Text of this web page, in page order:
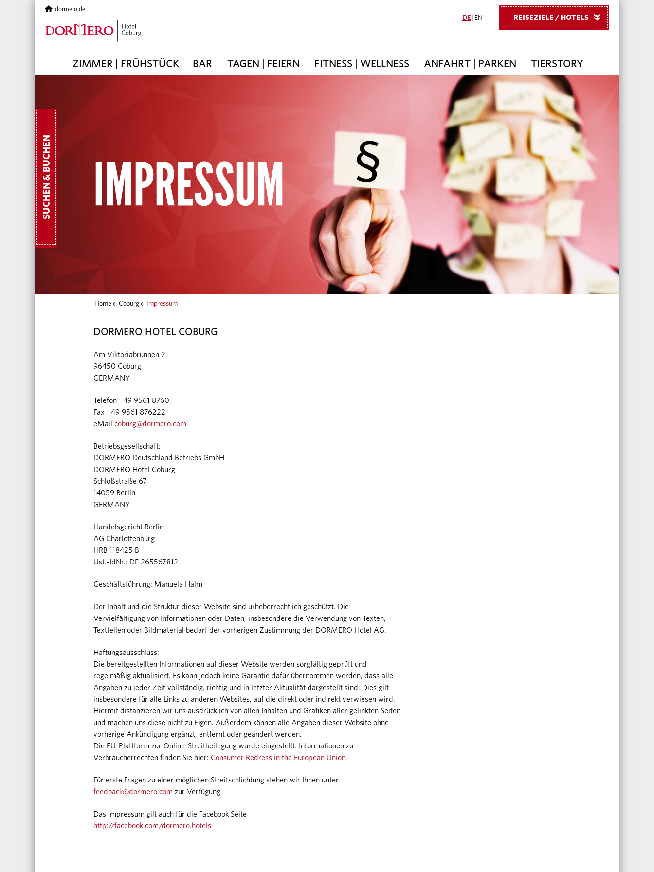
DE EN
ZIMMER | FRÜHSTÜCK BAR TAGEN | FEIERN FITNESS | WELLNESS ANFAHRT | PARKEN TIERSTORY
dormero.de
REISEZIELE / HOTELS »
SUCHEN & BUCHEN
Home » Coburg » Impressum
DORMERO HOTEL COBURG
Am Viktoriabrunnen 2
96450 Coburg
GERMANY
Telefon +49 9561 8760
Fax +49 9561 876222
eMail coburg@dormero.com
Betriebsgesellschaft:
DORMERO Deutschland Betriebs GmbH
DORMERO Hotel Coburg
Schloßstraße 67
14059 Berlin
GERMANY
Handelsgericht Berlin
AG Charlottenburg
HRB 118425 B
Ust.-IdNr.: DE 265567812
Geschäftsführung: Manuela Halm
Der Inhalt und die Struktur dieser Website sind urheberrechtlich geschützt. Die
Vervielfältigung von Informationen oder Daten, insbesondere die Verwendung von Texten,
Textteilen oder Bildmaterial bedarf der vorherigen Zustimmung der DORMERO Hotel AG.
Haftungsausschluss:
Die bereitgestellten Informationen auf dieser Website werden sorgfältig geprüft und
regelmäßig aktualisiert. Es kann jedoch keine Garantie dafür übernommen werden, dass alle
Angaben zu jeder Zeit vollständig, richtig und in letzter Aktualität dargestellt sind. Dies gilt
insbesondere für alle Links zu anderen Websites, auf die direkt oder indirekt verwiesen wird.
Hiermit distanzieren wir uns ausdrücklich von allen Inhalten und Grafiken aller gelinkten Seiten
und machen uns diese nicht zu Eigen. Außerdem können alle Angaben dieser Website ohne
vorherige Ankündigung ergänzt, entfernt oder geändert werden.
Die EU-Plattform zur Online-Streitbeilegung wurde eingestellt. Informationen zu
Verbraucherrechten finden Sie hier: Consumer Redress in the European Union.
Für erste Fragen zu einer möglichen Streitschlichtung stehen wir Ihnen unter
feedback@dormero.com zur Verfügung.
Das Impressum gilt auch für die Facebook Seite
http://facebook.com/dormero.hotels